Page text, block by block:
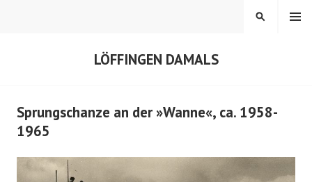
LÖFFINGEN DAMALS
MENÜ
SUCHEN
Sprungschanze an der »Wanne«, ca. 1958-
1965